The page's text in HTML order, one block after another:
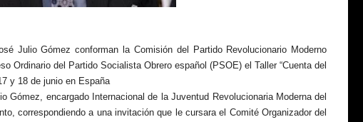
Julio Gómez conforman la Comisión del Partido Revolucionario Moderno
Ordinario del Partido Socialista Obrero español (PSOE) el Taller “Cuenta del
y 18 de junio en España
Gómez, encargado Internacional de la Juventud Revolucionaria Moderna del
correspondiendo a una invitación que le cursara el Comité Organizador del